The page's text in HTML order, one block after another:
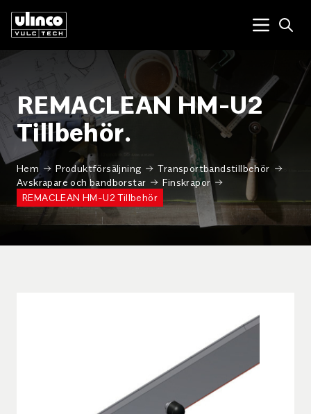
Menu
REMACLEAN HM-U2
Tillbehör.
Hem Produktförsäljning
Transportbandstillbehör
Avskrapare och bandborstar
Finskrapor
REMACLEAN HM-U2 Tillbehör